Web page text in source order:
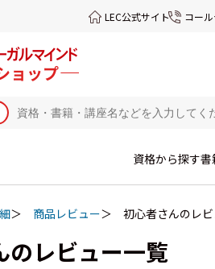
LEC公式サイト コー
資格から探す書
商品レビュー 初心者さんのレ
のレビュー一覧